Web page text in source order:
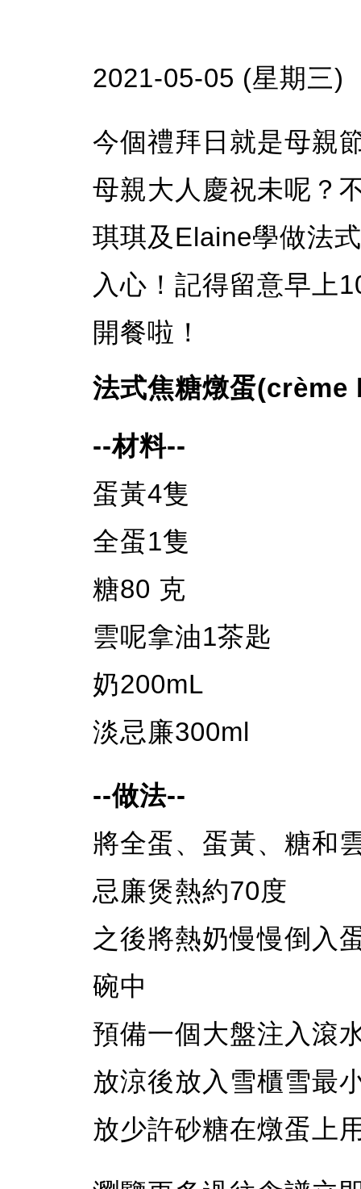
2021-05-05 (星期三)
今個禮拜日就是母親
母親大人慶祝未呢？
琪琪及Elaine學做法
入心！記得留意早上
開餐啦！
法式焦糖燉蛋(crème
--材料--
蛋黃4隻
全蛋1隻
糖80 克
雲呢拿油1茶匙
奶200mL
淡忌廉300ml
--做法--
將全蛋、蛋黃、糖和
忌廉煲熱約70度
之後將熱奶慢慢倒入
碗中
預備一個大盤注入滾
放涼後放入雪櫃雪最
放少許砂糖在燉蛋上